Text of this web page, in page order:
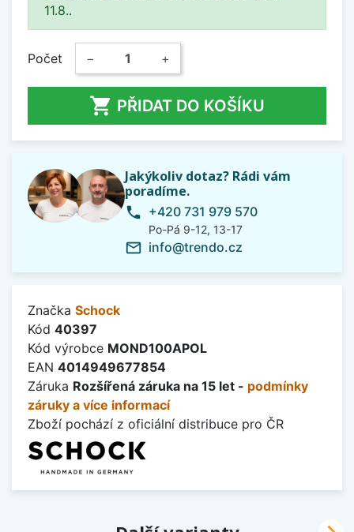
11.8..
Počet − +
 PŘIDAT DO KOŠÍKU
Jakýkoliv dotaz? Rádi vám
poradíme.
phone +420 731 979 570
Po-Pá 9-12, 13-17
mail_outline info@trendo.cz
Značka Schock
Kód 40397
Kód výrobce MOND100APOL
EAN 4014949677854
Záruka Rozšířená záruka na 15 let - podmínky
záruky a více informací
Zboží pochází z oficiální distribuce pro ČR